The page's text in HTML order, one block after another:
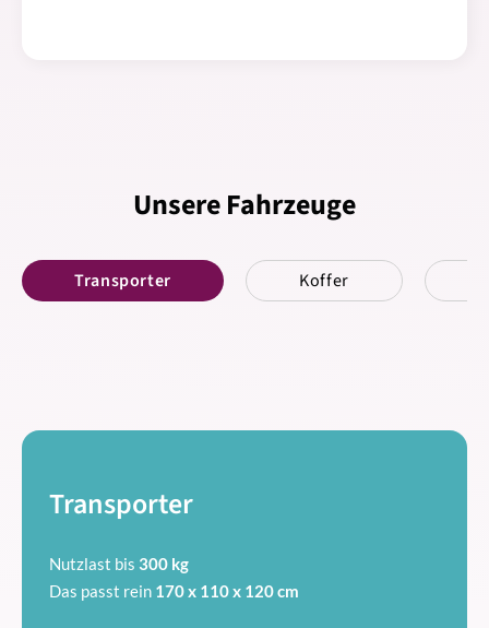
Unsere Fahrzeuge
Transporter Koffer
Transporter
Nutzlast bis 300 kg
Das passt rein 170 x 110 x 120 cm